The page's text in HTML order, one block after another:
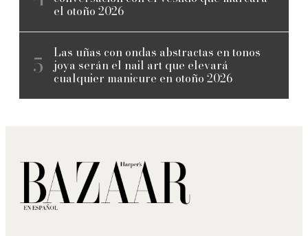
el otoño 2026
Las uñas con ondas abstractas en tonos
joya serán el nail art que elevará
cualquier manicure en otoño 2026